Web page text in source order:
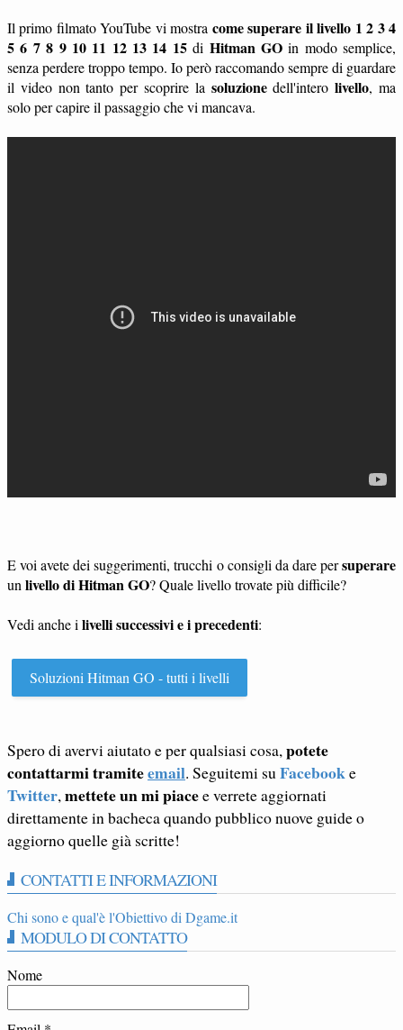
Il primo filmato YouTube vi mostra come superare il livello 1 2 3 4
5 6 7 8 9 10 11 12 13 14 15di Hitman GOin modo semplice,
senza perdere troppo tempo. Io però raccomando sempre di guardare
il video non tanto per scoprire la soluzionedell'interolivello, ma
solo per capire il passaggio che vi mancava.
E voi avete dei suggerimenti, trucchi o consigli da dare persuperare
unlivello di Hitman GO? Quale livello trovate più difficile?
Vedi anche ilivelli successivi e i precedenti:
Soluzioni Hitman GO - tutti i livelli
Spero di avervi aiutato e per qualsiasi cosa,potete
contattarmi tramiteemail. Seguitemi suFacebooke
Twitter,mettete un mi piacee verrete aggiornati
direttamente in bacheca quando pubblico nuove guide o
aggiorno quelle già scritte!
CONTATTI E INFORMAZIONI
Chi sono e qual'è l'Obiettivo di Dgame.it
MODULO DI CONTATTO
Nome